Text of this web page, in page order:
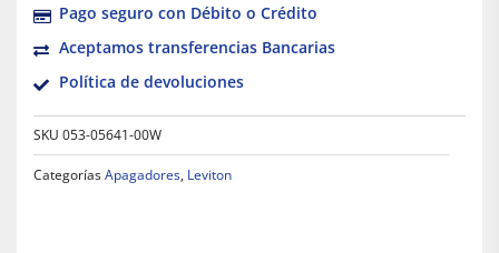
Pago seguro con Débito o Crédito
Aceptamos transferencias Bancarias
Política de devoluciones
SKU 053-05641-00W
CategoríasApagadores, Leviton